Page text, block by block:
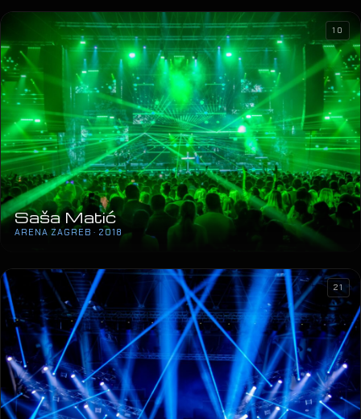
Saša Matić
ARENA ZAGREB · 2018
10
21